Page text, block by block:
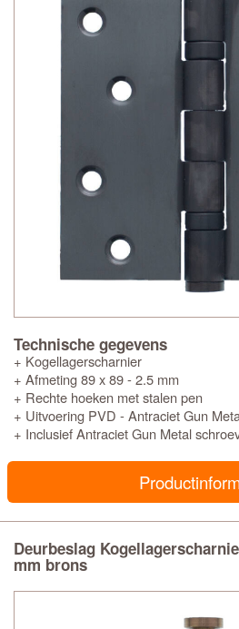
Technische gegevens
+ Kogellagerscharnier
+ Afmeting 89 x 89 - 2.5 mm
+ Rechte hoeken met stalen pen
+ Uitvoering PVD - Antraciet Gun
+ Inclusief Antraciet Gun Metal
Deurbeslag
mm brons